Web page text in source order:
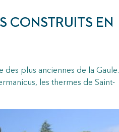
CONSTRUITS EN
des plus anciennes de la Gaule.
les thermes de Saint-